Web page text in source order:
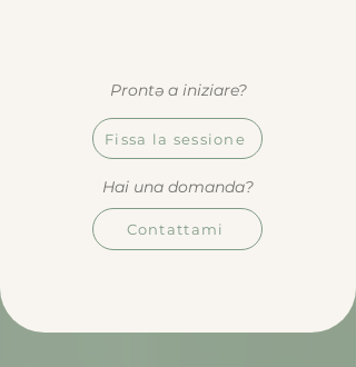
Prontə a iniziare?
Fissa la sessione
Hai una domanda?
Contattami